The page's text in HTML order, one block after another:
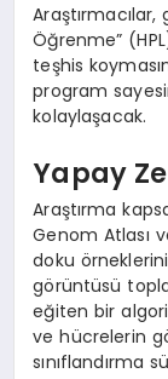
Öğrenme”
teşhis
program
kolaylaşacak.
Yapay
Araştırma
Genom Atlası
doku
görüntüsü
eğiten bir
ve hücrelerin
sınıflandırma